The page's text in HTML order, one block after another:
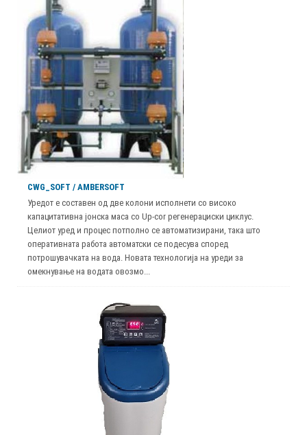
CWG_SOFT / AMBERSOFT
Уредот е составен од две колони исполнети со високо
капацитативна јонска маса со Up-cor регенерациски циклус.
Целиот уред и процес потполно се автоматизирани, така што
оперативната работа автоматски се подесува според
потрошувачката на вода. Новата технологија на уреди за
омекнување на водата овозмо...